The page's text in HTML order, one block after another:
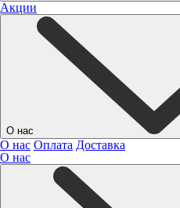
Акции
О нас
О нас Оплата Доставка
О нас